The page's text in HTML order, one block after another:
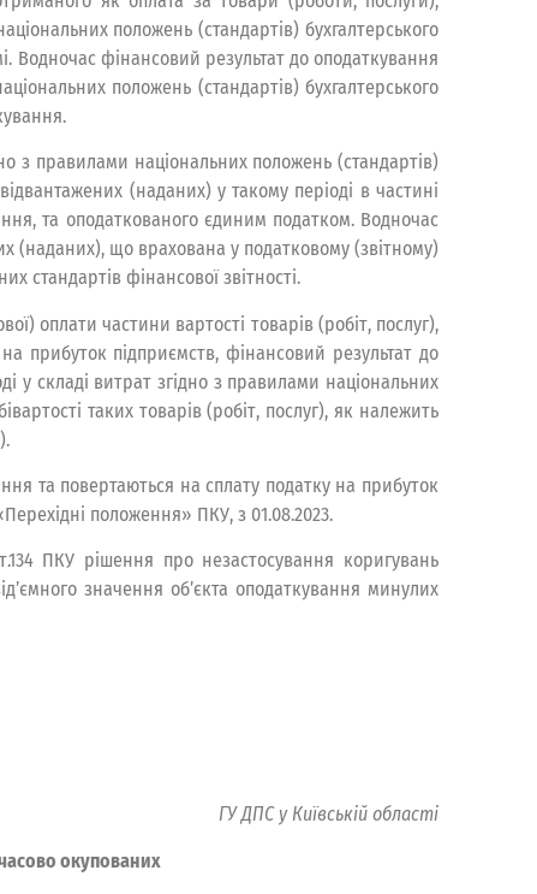
положень (стандартів) бухгалтерського
Водночас фінансовий результат до оподаткування
положень (стандартів) бухгалтерського
з правилами національних положень (стандартів)
(наданих) у такому періоді в частині
та оподаткованого єдиним податком. Водночас
(наданих), що врахована у податковому (звітному)
стандартів фінансової звітності.
оплати частини вартості товарів (робіт, послуг),
прибуток підприємств, фінансовий результат до
у складі витрат згідно з правилами національних
таких товарів (робіт, послуг), як належить
та повертаються на сплату податку на прибуток
положення» ПКУ, з 01.08.2023.
ПКУ рішення про незастосування коригувань
значення об’єкта оподаткування минулих
ГУ ДПС у Київській області
окупованих